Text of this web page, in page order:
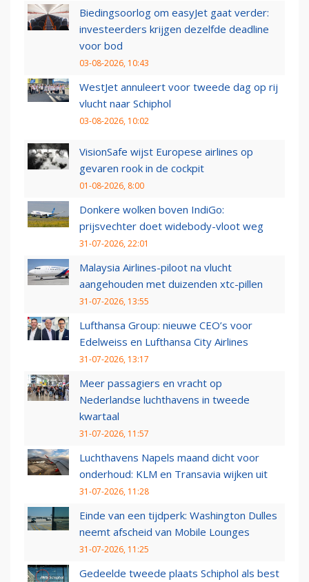
Biedingsoorlog om easyJet gaat verder:
investeerders krijgen dezelfde deadline
voor bod
03-08-2026, 10:43
WestJet annuleert voor tweede dag op rij
vlucht naar Schiphol
03-08-2026, 10:02
VisionSafe wijst Europese airlines op
gevaren rook in de cockpit
01-08-2026, 8:00
Donkere wolken boven IndiGo:
prijsvechter doet widebody-vloot weg
31-07-2026, 22:01
Malaysia Airlines-piloot na vlucht
aangehouden met duizenden xtc-pillen
31-07-2026, 13:55
Lufthansa Group: nieuwe CEO’s voor
Edelweiss en Lufthansa City Airlines
31-07-2026, 13:17
Meer passagiers en vracht op
Nederlandse luchthavens in tweede
kwartaal
31-07-2026, 11:57
Luchthavens Napels maand dicht voor
onderhoud: KLM en Transavia wijken uit
31-07-2026, 11:28
Einde van een tijdperk: Washington Dulles
neemt afscheid van Mobile Lounges
31-07-2026, 11:25
Gedeelde tweede plaats Schiphol als best